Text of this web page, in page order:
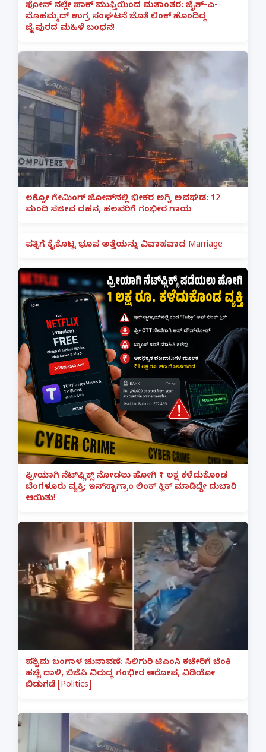
ಫೋನ್ ನಲ್ಲೇ ಪಾಕ್ ಮುಫ್ತಿಯಿಂದ ಮತಾಂತರ: ಜೈಶ್-ಎ-
ಮೊಹಮ್ಮದ್ ಉಗ್ರ ಸಂಘಟನೆ ಜೊತೆ ಲಿಂಕ್ ಹೊಂದಿದ್ದ
ಜೈಪುರದ ಮಹಿಳೆ ಬಂಧನ!
ಲಕ್ನೋ ಗೇಮಿಂಗ್ ಜೋನ್‌ನಲ್ಲಿ ಭೀಕರ ಅಗ್ನಿ ಅವಘಡ: 12
ಮಂದಿ ಸಜೀವ ದಹನ, ಹಲವರಿಗೆ ಗಂಭೀರ ಗಾಯ
ಪತ್ನಿಗೆ ಕೈಕೊಟ್ಟ ಭೂಪ ಅತ್ತೆಯನ್ನು ವಿವಾಹವಾದ Marriage
ಫ್ರೀಯಾಗಿ ನೆಟ್‌ಫ್ಲಿಕ್ಸ್ ನೋಡಲು ಹೋಗಿ ₹1 ಲಕ್ಷ ಕಳೆದುಕೊಂಡ
ಬೆಂಗಳೂರು ವ್ಯಕ್ತಿ; ಇನ್‌ಸ್ಟಾಗ್ರಾಂ ಲಿಂಕ್ ಕ್ಲಿಕ್ ಮಾಡಿದ್ದೇ ದುಬಾರಿ
ಆಯಿತು!
ಪಶ್ಚಿಮ ಬಂಗಾಳ ಚುನಾವಣೆ: ಸಿಲಿಗುರಿ ಟಿಎಂಸಿ ಕಚೇರಿಗೆ ಬೆಂಕಿ
ಹಚ್ಚಿ ದಾಳಿ, ಬಿಜೆಪಿ ವಿರುದ್ಧ ಗಂಭೀರ ಆರೋಪ, ವಿಡಿಯೋ
ಬಿಡುಗಡೆ [Politics]